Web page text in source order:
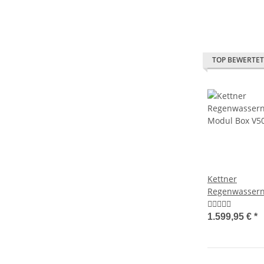
TOP BEWERTET
Kettner
Modul Box V50 E 2/3-
Ansaugung
1.599,95 € *